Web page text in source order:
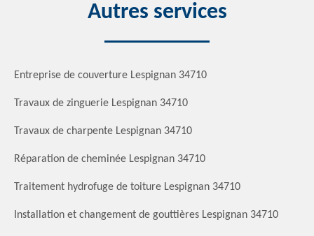
Autres services
Entreprise de couverture Lespignan 34710
Travaux de zinguerie Lespignan 34710
Travaux de charpente Lespignan 34710
Réparation de cheminée Lespignan 34710
Traitement hydrofuge de toiture Lespignan 34710
Installation et changement de gouttières Lespignan 34710